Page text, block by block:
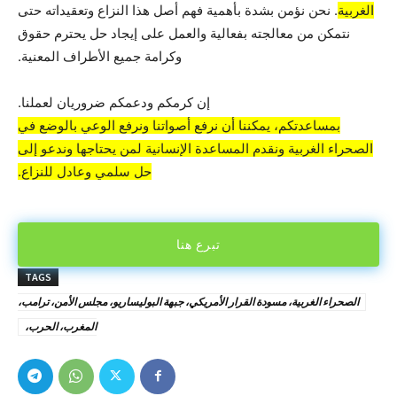
الغربية. نحن نؤمن بشدة بأهمية فهم أصل هذا النزاع وتعقيداته حتى
نتمكن من معالجته بفعالية والعمل على إيجاد حل يحترم حقوق
وكرامة جميع الأطراف المعنية.
إن كرمكم ودعمكم ضروريان لعملنا.
بمساعدتكم، يمكننا أن نرفع أصواتنا ونرفع الوعي بالوضع في
الصحراء الغربية ونقدم المساعدة الإنسانية لمن يحتاجها وندعو إلى
حل سلمي وعادل للنزاع.
تبرع هنا
TAGS
الصحراء الغربية، مسودة القرار الأمريكي، جبهة البوليساريو، مجلس الأمن، ترامب،
المغرب، الحرب،